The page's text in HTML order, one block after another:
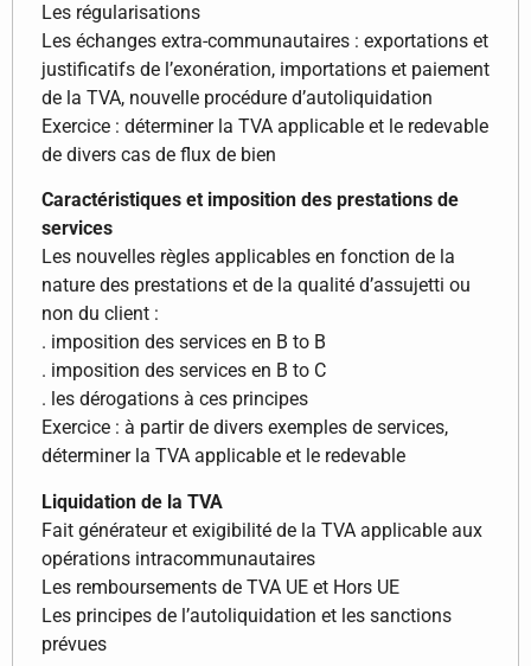
Les régularisations
Les échanges extra-communautaires : exportations et
justificatifs de l’exonération, importations et paiement
de la TVA, nouvelle procédure d’autoliquidation
Exercice : déterminer la TVA applicable et le redevable
de divers cas de flux de bien
Caractéristiques et imposition des prestations de
services
Les nouvelles règles applicables en fonction de la
nature des prestations et de la qualité d’assujetti ou
non du client :
. imposition des services en B to B
. imposition des services en B to C
. les dérogations à ces principes
Exercice : à partir de divers exemples de services,
déterminer la TVA applicable et le redevable
Liquidation de la TVA
Fait générateur et exigibilité de la TVA applicable aux
opérations intracommunautaires
Les remboursements de TVA UE et Hors UE
Les principes de l’autoliquidation et les sanctions
prévues